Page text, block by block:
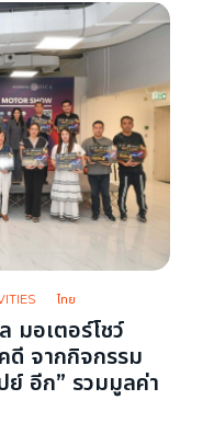
ไทย
มอเตอร์โชว์
ดี จากกิจกรรม
ย์ อีก” รวมมูลค่า